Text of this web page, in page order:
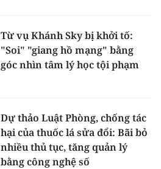
Từ vụ Khánh Sky bị khởi tố:
"Soi" "giang hồ mạng" bằng
góc nhìn tâm lý học tội phạm
Dự thảo Luật Phòng, chống tác
hại của thuốc lá sửa đổi: Bãi bỏ
nhiều thủ tục, tăng quản lý
bằng công nghệ số